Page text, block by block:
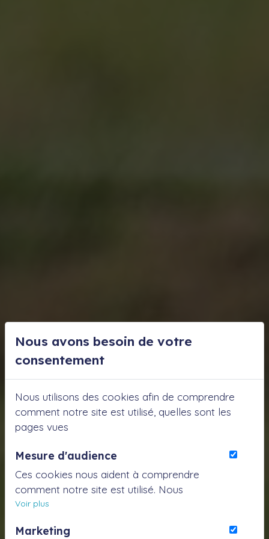
Nous avons besoin de votre
consentement
Nous utilisons des cookies afin de comprendre
comment notre site est utilisé, quelles sont les
pages vues
Mesure d'audience
Ces cookies nous aident à comprendre
comment notre site est utilisé. Nous
savons quelles pages sont les plus vues,
essentiels pour nous afin de vous offrir la
Voir plus
Marketing